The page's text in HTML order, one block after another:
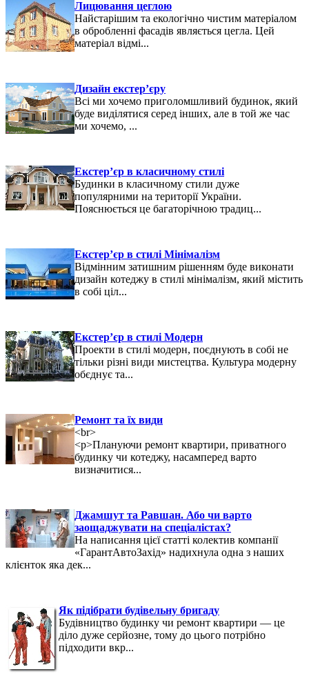
Лицювання цеглою
Найстарішим та екологічно чистим матеріалом
в обробленні фасадів являється цегла. Цей
матеріал відмі...
Дизайн екстер’єру
Всі ми хочемо приголомшливий будинок, який
буде виділятися серед інших, але в той же час
ми хочемо, ...
Екстер’єр в класичному стилі
Будинки в класичному стили дуже
популярними на території України.
Пояснюється це багаторічною традиц...
Екстер’єр в стилі Мінімалізм
Відмінним затишним рішенням буде виконати
дизайн котеджу в стилі мінімалізм, який містить
в собі ціл...
Екстер’єр в стилі Модерн
Проекти в стилі модерн, поєднують в собі не
тільки різні види мистецтва. Культура модерну
обєднує та...
Ремонт та їх види
<br>
<p>Плануючи ремонт квартири, приватного
будинку чи котеджу, насамперед варто
визначитися...
Джамшут та Равшан. Або чи варто
заощаджувати на спеціалістах?
На написання цієї статті колектив компанії
«ГарантАвтоЗахід» надихнула одна з наших
клієнток яка дек...
Як підібрати будівельну бригаду
Будівництво будинку чи ремонт квартири — це
діло дуже серйозне, тому до цього потрібно
підходити вкр...